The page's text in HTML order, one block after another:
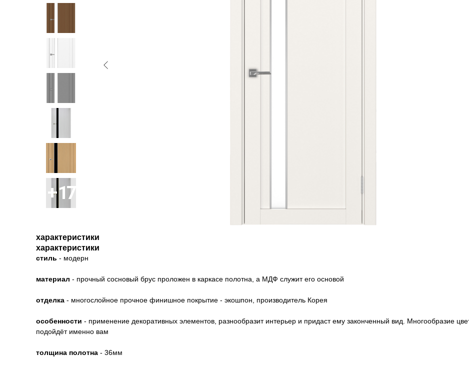
характеристики
характеристики
стиль - модерн
материал - прочный сосновый брус проложен в каркасе полотна, а МДФ служит его основой
отделка - многослойное прочное финишное покрытие - экошпон, производитель Корея
особенности - применение декоративных элементов, разнообразит интерьер и придаст ему законченный вид. Многообразие
подойдёт именно вам
толщина полотна - 36мм